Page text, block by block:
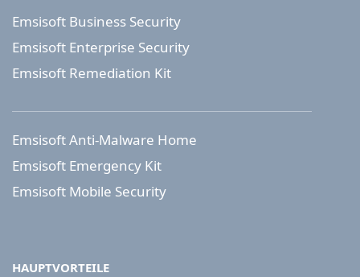
Emsisoft Business Security
Emsisoft Enterprise Security
Emsisoft Remediation Kit
Emsisoft Anti-Malware Home
Emsisoft Emergency Kit
Emsisoft Mobile Security
HAUPTVORTEILE